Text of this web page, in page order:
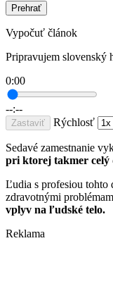
Prehrať
Vypočuť článok
Pripravujem slovenský
0:00
--:--
Zastaviť Rýchlosť
Sedavé zamestnanie
pri ktorej takmer celý
Ľudia s profesiou tohto
zdravotnými
vplyv na ľudské telo.
Reklama